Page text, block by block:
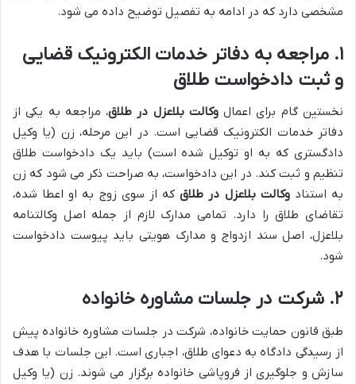
مشخصی دارد که در ادامه به تفصیل توضیح داده می شود.
۱. مراجعه به دفاتر خدمات الکترونیک قضایی
و ثبت دادخواست طلاق
نخستین گام برای اعمالوکالت بلاعزل در طلاق، مراجعه به یکی از
دفاتر خدمات الکترونیک قضایی است. در این مرحله، زن (یا وکیل
دادگستری که به او توکیل شده است) باید یک دادخواست طلاق
تنظیم و ثبت کند. در این دادخواست، به صراحت ذکر می شود که زن
به استنادوکالت بلاعزل در طلاقکه از سوی زوج به او اعطا شده،
تقاضای طلاق را دارد. تمامی مدارک لازم از جمله اصل وکالتنامه
بلاعزل، اصل سند ازدواج و مدارک هویتی باید پیوست دادخواست
شود.
۲. شرکت در جلسات مشاوره خانواده
طبق قانون حمایت خانواده، شرکت در جلسات مشاوره خانواده پیش
از رسیدگی دادگاه به دعوای طلاق، اجباری است. این جلسات با هدف
سازش و جلوگیری از فروپاشی خانواده برگزار می شوند. زن (یا وکیل